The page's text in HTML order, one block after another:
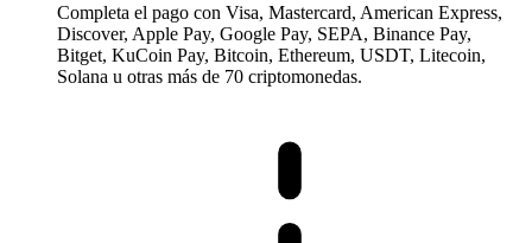
Completa el pago con Visa, Mastercard, American Express,
Discover, Apple Pay, Google Pay, SEPA, Binance Pay,
Bitget, KuCoin Pay, Bitcoin, Ethereum, USDT, Litecoin,
Solana u otras más de 70 criptomonedas.